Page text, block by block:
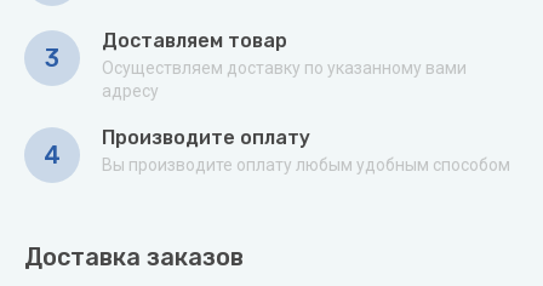
3
Доставляем товар
Осуществляем доставку по указанному вами
адресу
4
Производите оплату
Вы производите оплату любым удобным способом
Доставка заказов